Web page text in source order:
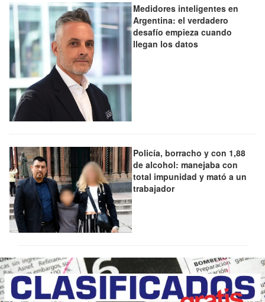
Medidores inteligentes en
Argentina: el verdadero
desafío empieza cuando
llegan los datos
Policía, borracho y con 1,88
de alcohol: manejaba con
total impunidad y mató a un
trabajador